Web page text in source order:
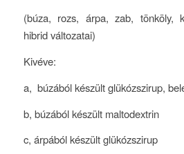
(búza, rozs, árpa, zab, tönköly,
hibrid változatai)
Kivéve:
a, búzából készült glükózszirup,
b, búzából készült maltodextrin
c, árpából készült glükózszirup